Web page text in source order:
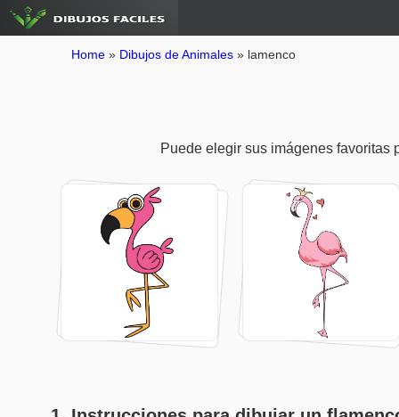
Home » Dibujos de Animales » lamenco
Puede elegir sus imágenes favoritas